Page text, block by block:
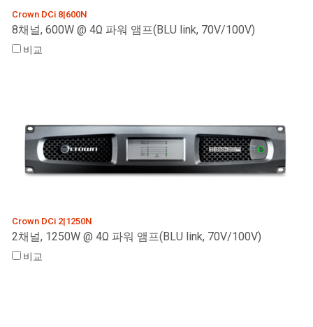
Crown DCi 8|600N
8채널, 600W @ 4Ω 파워 앰프(BLU link, 70V/100V)
비교
Crown DCi 2|1250N
2채널, 1250W @ 4Ω 파워 앰프(BLU link, 70V/100V)
비교